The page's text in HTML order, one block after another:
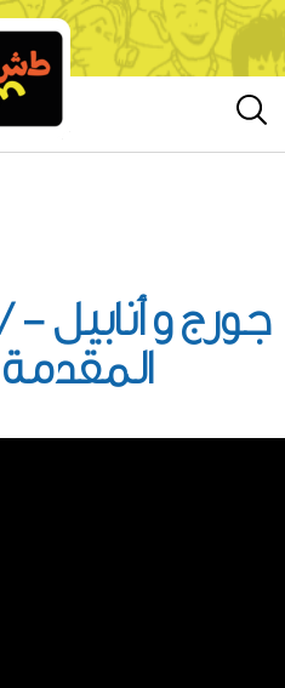
/جورج و أنابيل -
المقدمة